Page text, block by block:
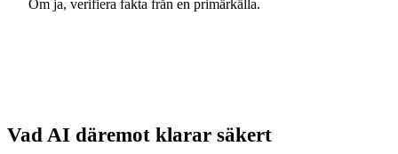
Om ja, verifiera fakta från en primärkälla.
Vad AI däremot klarar säkert